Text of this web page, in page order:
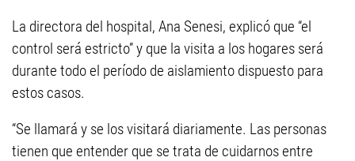
La directora del hospital, Ana Senesi, explicó que “el
control será estricto” y que la visita a los hogares será
durante todo el período de aislamiento dispuesto para
estos casos.
“Se llamará y se los visitará diariamente. Las personas
tienen que entender que se trata de cuidarnos entre